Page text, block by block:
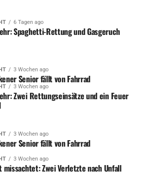
6 Tagen ago
Spaghetti-Rettung und Gasgeruch
3 Wochen ago
Senior fällt von Fahrrad
3 Wochen ago
Zwei Rettungseinsätze und ein Feuer
3 Wochen ago
Senior fällt von Fahrrad
3 Wochen ago
missachtet: Zwei Verletzte nach Unfall